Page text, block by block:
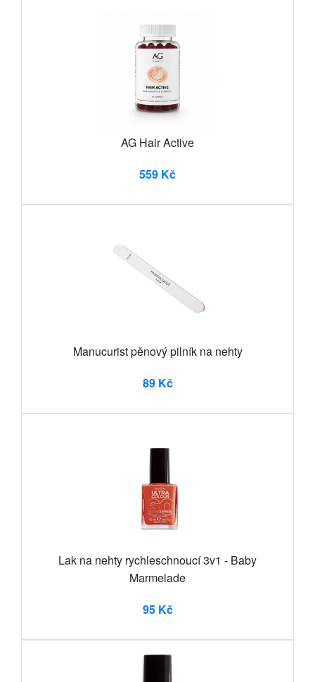
AG Hair Active
559 Kč
Manucurist pěnový pilník na nehty
89 Kč
Lak na nehty rychleschnoucí 3v1 - Baby
Marmelade
95 Kč